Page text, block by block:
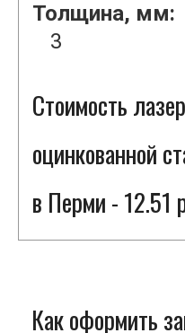
Толщина, мм:
3
Стоимость
оцинкованной
в Перми - 12.51
Как оформить